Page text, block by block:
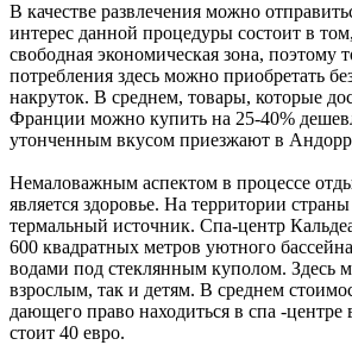
В качестве развлечения можно
интерес данной процедуры состоит в
свободная экономическая зона, поэтому
потребления здесь можно приобретать
накруток. В среднем, товары, которые
Франции можно купить на 25-40%
утонченным вкусом приезжают в
Немаловажным аспектом в процессе
является здоровье. На территории
термальный источник. Спа-центр
600 квадратных метров уютного
водами под стеклянным куполом. Здесь
взрослым, так и детям. В среднем
дающего право находиться в спа -центре
стоит 40 евро.